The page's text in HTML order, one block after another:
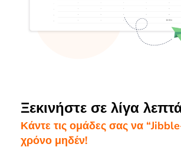
Ξεκινήστε σε λίγα
Κάντε τις ομάδες σας να
χρόνο μηδέν!